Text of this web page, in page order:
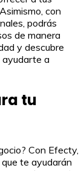
con
podrás
de manera
y descubre
a
tu
Con Efecty,
te ayudarán